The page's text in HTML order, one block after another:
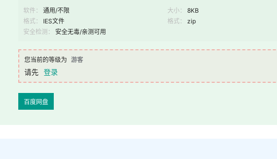
软件： 通用/不限 大小：
8KB
格式：
IES文件 格式：
zip
安全检测：
安全无毒/亲测可用
您当前的等级为 游客
请先 登录
百度网盘